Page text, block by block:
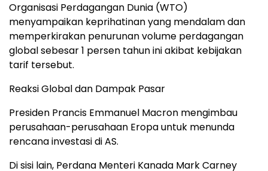
Organisasi Perdagangan Dunia (WTO)
menyampaikan keprihatinan yang mendalam dan
memperkirakan penurunan volume perdagangan
global sebesar 1 persen tahun ini akibat kebijakan
tarif tersebut.
Reaksi Global dan Dampak Pasar
Presiden Prancis Emmanuel Macron mengimbau
perusahaan-perusahaan Eropa untuk menunda
rencana investasi di AS.
Di sisi lain, Perdana Menteri Kanada Mark Carney